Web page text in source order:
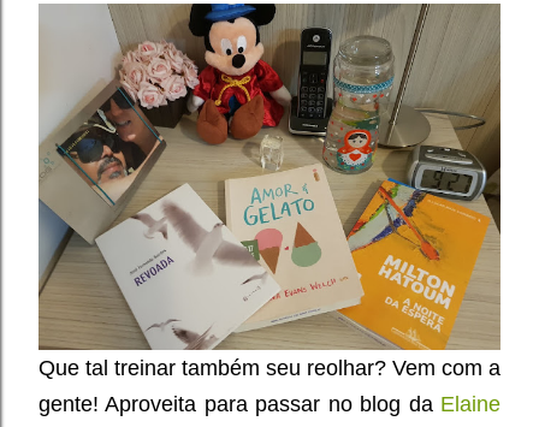
Que tal treinar também seu reolhar? Vem com a
gente! Aproveita para passar no blog da Elaine